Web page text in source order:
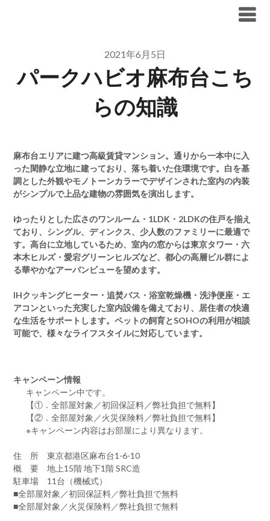
2021年6月5日
パークハビオ麻布台こち
らの知識
麻布台エリアに建つ高級賃貸マンション。通りから一本中に入
った閑静な立地に建っており、落ち着いた住環境です。白を基
調とした外観やモノトーンカラーでデザインされた室内の内装
がシンプルで上品な建物の雰囲気を演出します。
ゆったりとした広さのワンルーム・1LDK・2LDKの住戸を揃え
ており、シングル、ディンクス、少人数のファミリーに最適で
す。高台に立地しているため、室内の窓からは東京タワー・六
本木ヒルズ・愛宕グリーンヒルズなど、都心の高層ビル群によ
る華やかなアーバンビューを望めます。
IHクッキングヒーター・追焚バス・浴室乾燥機・洗浄便座・エ
アコンといった充実した室内設備を備えており、居住者の快適
な生活をサポートします。ペットの飼育とSOHOの利用が相談
可能で、様々なライフスタイルに対応しています。
キャンペーン情報
キャンペーン中です。
【①．全部屋対象／初回保証料／弊社負担で無料】
【②．全部屋対象／火災保険料／弊社負担で無料】
※キャンペーン内容はお部屋により異なります。
住 所 東京都港区麻布台1-6-10
概 要 地上15階 地下1階 SRC造
駐車場 11台（機械式）
■全部屋対象／初回保証料／弊社負担で無料
■全部屋対象／火災保険料／弊社負担で無料